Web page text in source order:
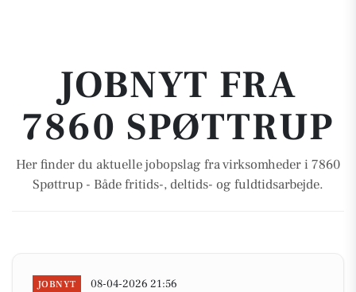
JOBNYT FRA
7860 SPØTTRUP
Her finder du aktuelle jobopslag fra virksomheder i 7860
Spøttrup - Både fritids-, deltids- og fuldtidsarbejde.
JOBNYT 08-04-2026 21:56